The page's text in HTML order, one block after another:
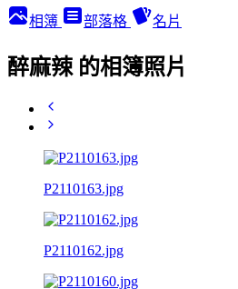
相簿 部落格 名片
醉麻辣 的相簿照片
P2110163.jpg
P2110162.jpg